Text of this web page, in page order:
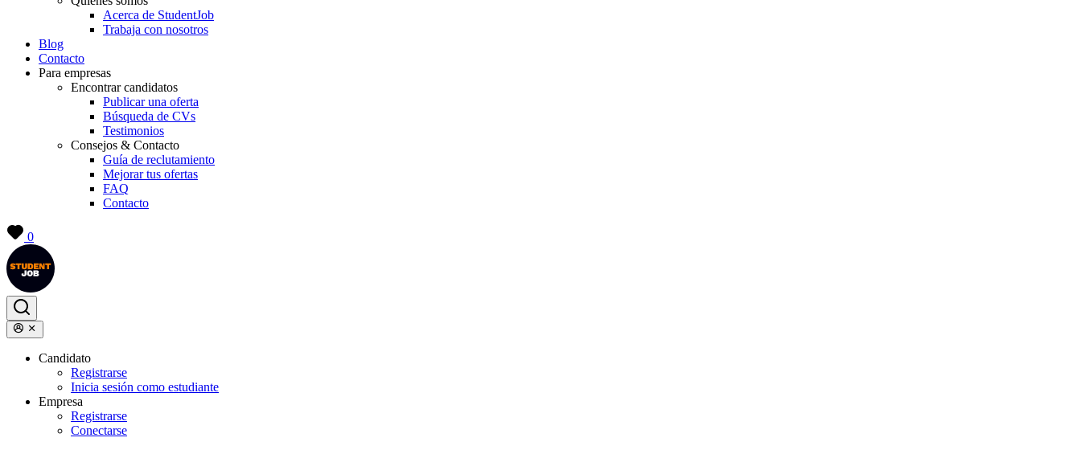
Acerca de StudentJob
Trabaja con nosotros
Blog
Contacto
Para empresas
Encontrar candidatos
Publicar una oferta
Búsqueda de CVs
Testimonios
Consejos & Contacto
Guía de reclutamiento
Mejorar tus ofertas
FAQ
Contacto
0
Candidato
Registrarse
Inicia sesión como estudiante
Empresa
Registrarse
Conectarse